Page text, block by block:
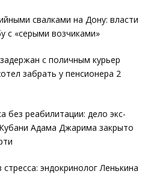
свалками на Дону: власти
с «серыми возчиками»
с поличным курьер
забрать у пенсионера 2
без реабилитации: дело экс-
Адама Джарима закрыто
стресса: эндокринолог Ленькина